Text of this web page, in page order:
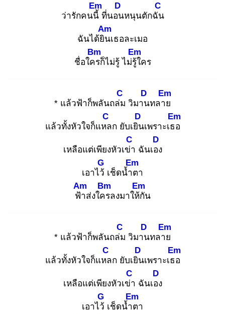
ว่ารักคนนี้
Em
ที่นอน
D
หนุนตักฉัน
C
ฉันได้ยิน
Am
เธอละเมอ
ชื่อใคร
Bm
ก็ไม่รู้ ไม่รู้ใ
Em
คร
* แล้วฟ้าก็พลันถล่ม
C
วิมาน
D
ทลาย
Em
แล้วทั้งหัวใจก็แหล
C
ก ยับเยิน
D
เพราะเธอ
Em
เหลือแต่เพียงหัวเข่า
C
ฉันเอง
D
เอาไว้
G
เช็ดน้ำต
Em
า
ฟ้า
Am
ส่งใคร
Bm
ลงมาให้กั
Em
น
* แล้วฟ้าก็พลันถล่ม
C
วิมาน
D
ทลาย
Em
แล้วทั้งหัวใจก็แหล
C
ก ยับเยิน
D
เพราะเธอ
Em
เหลือแต่เพียงหัวเข่า
C
ฉันเอง
D
เอาไว้
G
เช็ดน้ำต
Em
า